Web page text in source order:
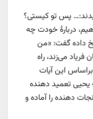
پس تو کیستی؟
دربارهٔ خودت چه
داده گفت: «من
می‌زند، راه
را هموار کنید. (یوحنا 1:23) براساس این آیات
یحیی تعمید ‌دهنده
دهنده را آماده و